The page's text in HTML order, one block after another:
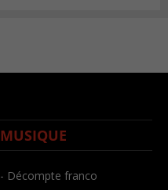
MUSIQUE
- Décompte franco